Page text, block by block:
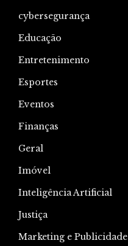
cybersegurança
Educação
Entretenimento
Esportes
Eventos
Finanças
Geral
Imóvel
Inteligência Artificial
Justiça
Marketing e Publicidade